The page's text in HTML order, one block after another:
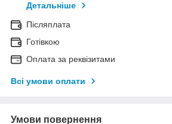
Детальніше
Післяплата
Готівкою
Оплата за реквізитами
Всі умови оплати
Умови повернення